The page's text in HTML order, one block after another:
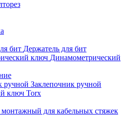
Держатель для бит
Динамометрический
Заклепочник ручной
ключ Torx